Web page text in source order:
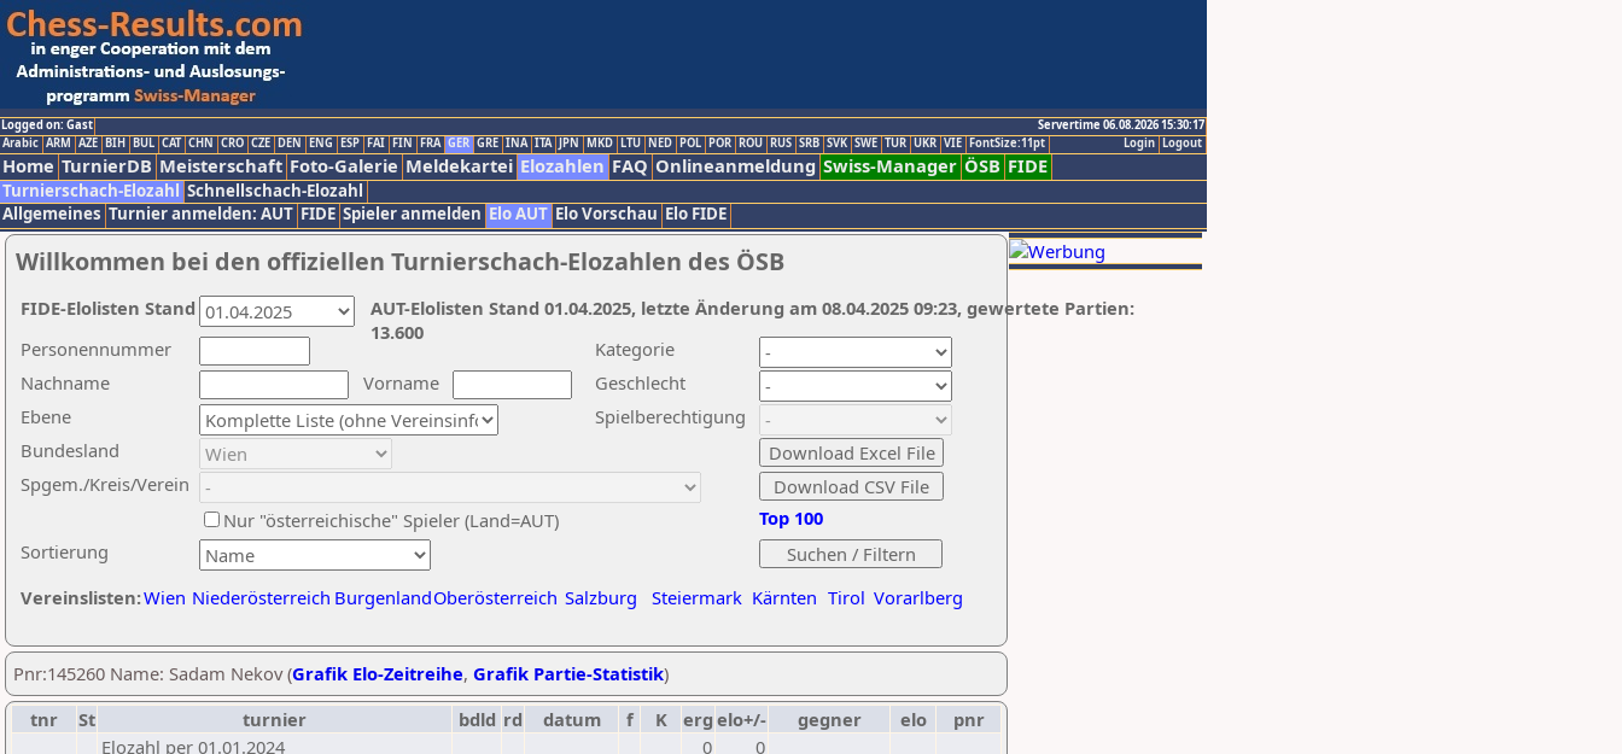
Logged on: Gast
Servertime 06.08.2026 15:30:17
Logout
Login
Arabic ARM AZE BIH BUL CAT CHN CRO CZE DEN ENG ESP FAI FIN FRA GER GRE INA ITA JPN MKD LTU NED POL POR ROU RUS SRB SVK SWE TUR UKR VIE FontSize:11pt
Home TurnierDB Meisterschaft Foto-Galerie Meldekartei Elozahlen FAQ Onlineanmeldung Swiss-Manager ÖSB FIDE
Turnierschach-Elozahl Schnellschach-Elozahl
Allgemeines Turnier anmelden: AUT FIDE Spieler anmelden Elo AUT Elo Vorschau Elo FIDE
Willkommen bei den offiziellen Turnierschach-Elozahlen des ÖSB
Nachname
Vorname
Ebene
Kategorie
Sortierung
Personennummer
Bundesland
Spgem./Kreis/Verein
Geschlecht
Nur "österreichische" Spieler (Land=AUT)
Spielberechtigung
Vereinslisten:Wien Niederösterreich BurgenlandOberösterreich Salzburg Steiermark Kärnten Tirol Vorarlberg
Top 100
AUT-Elolisten Stand 01.04.2025, letzte Änderung am 08.04.2025 09:23, gewertete Partien:
13.600
FIDE-Elolisten Stand
Pnr:145260 Name: Sadam Nekov (Grafik Elo-Zeitreihe, Grafik Partie-Statistik)
tnr
St turnier bdld rd datum f K erg elo+/- gegner elo
pnr
Elozahl per 01.01.2024
0
0